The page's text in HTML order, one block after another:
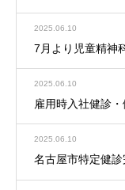
2025.06.10
7月より児童精神
2025.06.10
雇用時入社健診
2025.06.10
名古屋市特定健